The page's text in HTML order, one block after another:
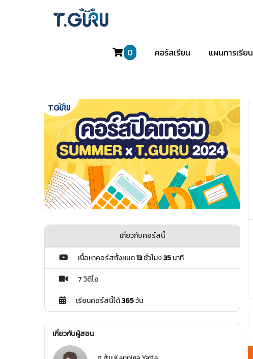
0 คอร์สเรียน แผนการเรียน
เกี่ยวกับคอร์สนี้
เนื้อหาคอร์สทั้งหมด13ชั่วโมง35นาที
7 วิดีโอ
เรียนคอร์สนี้ได้365วัน
เกี่ยวกับผู้สอน